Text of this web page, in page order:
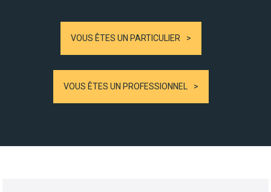
VOUS ÊTES UN PARTICULIER
VOUS ÊTES UN PROFESSIONNEL